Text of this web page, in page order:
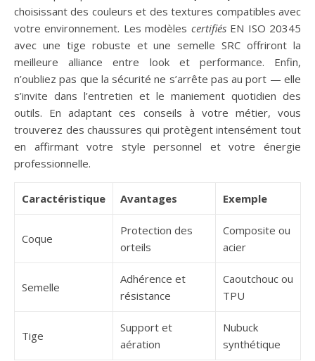
choisissant des couleurs et des textures compatibles avec
votre environnement. Les modèles certifiésEN ISO 20345
avec une tige robuste et une semelle SRC offriront la
meilleure alliance entre look et performance. Enfin,
n’oubliez pas que la sécurité ne s’arrête pas au port — elle
s’invite dans l’entretien et le maniement quotidien des
outils. En adaptant ces conseils à votre métier, vous
trouverez des chaussures qui protègent intensément tout
en affirmant votre style personnel et votre énergie
professionnelle.
Caractéristique Avantages Exemple
Coque
Protection des
orteils
Composite ou
acier
Semelle
Adhérence et
résistance
Caoutchouc ou
TPU
Tige
Support et
aération
Nubuck
synthétique